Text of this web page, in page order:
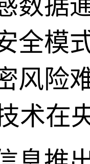
全模
风险
术在